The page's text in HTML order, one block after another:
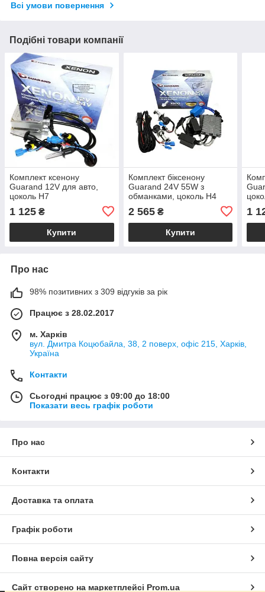
Всі умови повернення
Подібні товари компанії
Комплект ксенону
Guarand 12V для авто,
цоколь H7
1 125 ₴
Купити
Комплект біксенону
Guarand 24V 55W з
обманками, цоколь H4
2 565₴
Купити
1
Про нас
98% позитивних з 309 відгуків за рік
Працює з 28.02.2017
м. Харків
вул. Дмитра Коцюбайла, 38, 2 поверх, офіс 215, Харків,
Україна
Контакти
Сьогодні працює з 09:00 до 18:00
Показати весь графік роботи
Про нас
Контакти
Доставка та оплата
Графік роботи
Повна версія сайту
Сайт створено на маркетплейсі Prom.ua